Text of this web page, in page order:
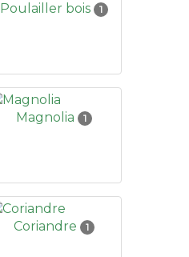
Poulailler bois 1
Magnolia 1
Coriandre 1